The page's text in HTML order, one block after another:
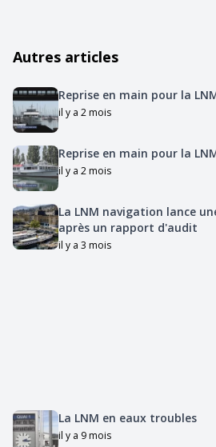
Autres articles
Reprise en main pour la
il y a 2 mois
Reprise en main pour la
il y a 2 mois
La LNM navigation lance
après un rapport d'audit
il y a 3 mois
La LNM en eaux troubles
il y a 9 mois